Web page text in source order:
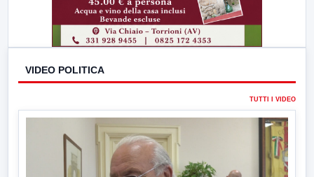
VIDEO POLITICA
TUTTI I VIDEO